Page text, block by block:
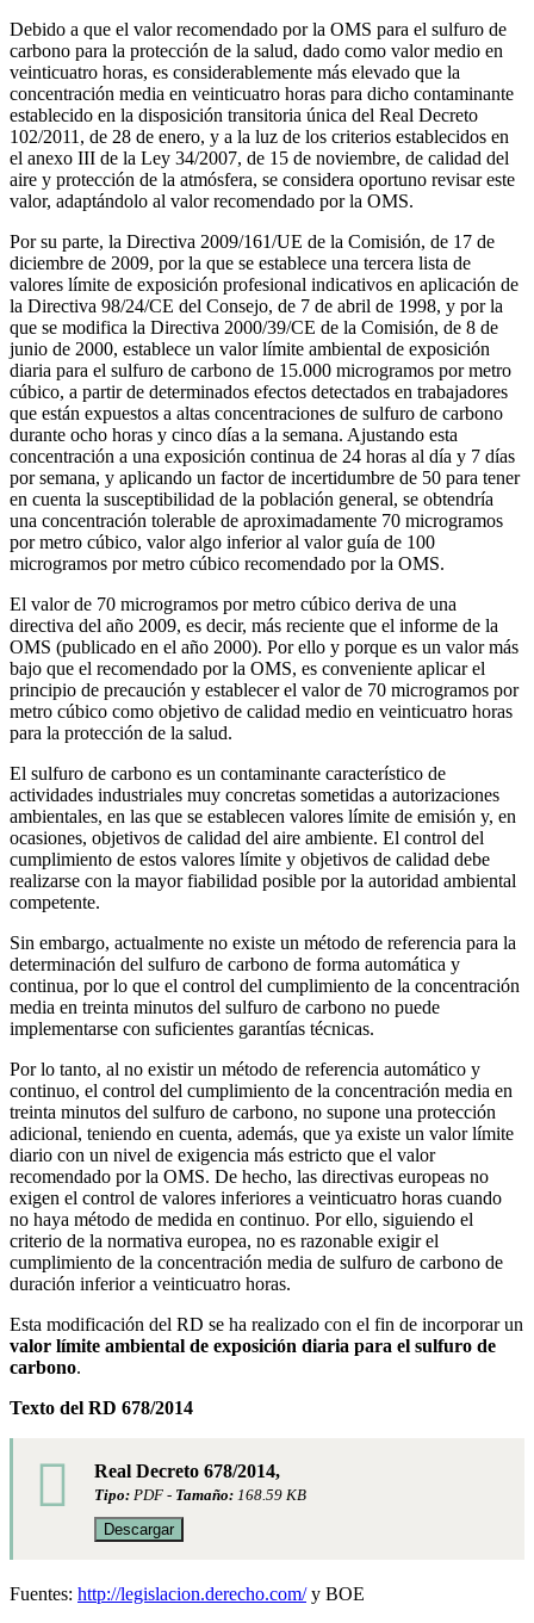
Debido a que el valor recomendado por la OMS para el sulfuro de
carbono para la protección de la salud, dado como valor medio en
veinticuatro horas, es considerablemente más elevado que la
concentración media en veinticuatro horas para dicho contaminante
establecido en la disposición transitoria única del Real Decreto
102/2011, de 28 de enero, y a la luz de los criterios establecidos en
el anexo III de la Ley 34/2007, de 15 de noviembre, de calidad del
aire y protección de la atmósfera, se considera oportuno revisar este
valor, adaptándolo al valor recomendado por la OMS.
Por su parte, la Directiva 2009/161/UE de la Comisión, de 17 de
diciembre de 2009, por la que se establece una tercera lista de
valores límite de exposición profesional indicativos en aplicación de
la Directiva 98/24/CE del Consejo, de 7 de abril de 1998, y por la
que se modifica la Directiva 2000/39/CE de la Comisión, de 8 de
junio de 2000, establece un valor límite ambiental de exposición
diaria para el sulfuro de carbono de 15.000 microgramos por metro
cúbico, a partir de determinados efectos detectados en trabajadores
que están expuestos a altas concentraciones de sulfuro de carbono
durante ocho horas y cinco días a la semana. Ajustando esta
concentración a una exposición continua de 24 horas al día y 7 días
por semana, y aplicando un factor de incertidumbre de 50 para tener
en cuenta la susceptibilidad de la población general, se obtendría
una concentración tolerable de aproximadamente 70 microgramos
por metro cúbico, valor algo inferior al valor guía de 100
microgramos por metro cúbico recomendado por la OMS.
El valor de 70 microgramos por metro cúbico deriva de una
directiva del año 2009, es decir, más reciente que el informe de la
OMS (publicado en el año 2000). Por ello y porque es un valor más
bajo que el recomendado por la OMS, es conveniente aplicar el
principio de precaución y establecer el valor de 70 microgramos por
metro cúbico como objetivo de calidad medio en veinticuatro horas
para la protección de la salud.
El sulfuro de carbono es un contaminante característico de
actividades industriales muy concretas sometidas a autorizaciones
ambientales, en las que se establecen valores límite de emisión y, en
ocasiones, objetivos de calidad del aire ambiente. El control del
cumplimiento de estos valores límite y objetivos de calidad debe
realizarse con la mayor fiabilidad posible por la autoridad ambiental
competente.
Sin embargo, actualmente no existe un método de referencia para la
determinación del sulfuro de carbono de forma automática y
continua, por lo que el control del cumplimiento de la concentración
media en treinta minutos del sulfuro de carbono no puede
implementarse con suficientes garantías técnicas.
Por lo tanto, al no existir un método de referencia automático y
continuo, el control del cumplimiento de la concentración media en
treinta minutos del sulfuro de carbono, no supone una protección
adicional, teniendo en cuenta, además, que ya existe un valor límite
diario con un nivel de exigencia más estricto que el valor
recomendado por la OMS. De hecho, las directivas europeas no
exigen el control de valores inferiores a veinticuatro horas cuando
no haya método de medida en continuo. Por ello, siguiendo el
criterio de la normativa europea, no es razonable exigir el
cumplimiento de la concentración media de sulfuro de carbono de
duración inferior a veinticuatro horas.
Esta modificación del RD se ha realizado con el fin de incorporar un
valor límite ambiental de exposición diaria para el sulfuro de
carbono.
Texto del RD 678/2014
Real Decreto 678/2014,
Tipo: PDF - Tamaño: 168.59 KB
Descargar
Fuentes: http://legislacion.derecho.com/y BOE